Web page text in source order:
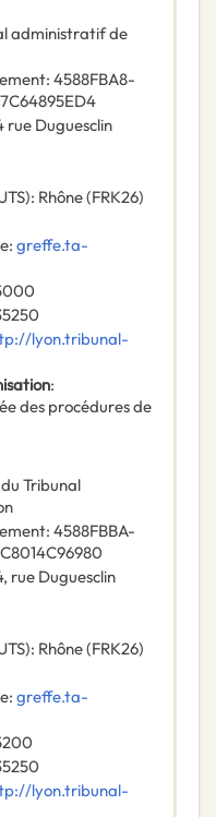
administratif de
: 4588FBA8-
rue Duguesclin
: Rhône(FRK26)
: greffe.ta-
lyon.tribunal-
:
des procédures de
Tribunal
: 4588FBBA-
rue Duguesclin
: Rhône(FRK26)
: greffe.ta-
lyon.tribunal-